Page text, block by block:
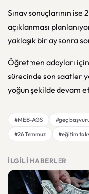
Sınav sonuçlarının
açıklanması
yaklaşık bir ay sonra
Öğretmen adayları
sürecinde son saatler
yoğun şekilde devam
#MEB-AGS #geç
#26 Temmuz
#eğitim
İLGILI HABERLER